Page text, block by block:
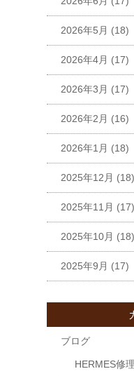
2026年5月 (18)
2026年4月 (17)
2026年3月 (17)
2026年2月 (16)
2026年1月 (18)
2025年12月 (18)
2025年11月 (17)
2025年10月 (18)
2025年9月 (17)
ブログ
HERMES修理